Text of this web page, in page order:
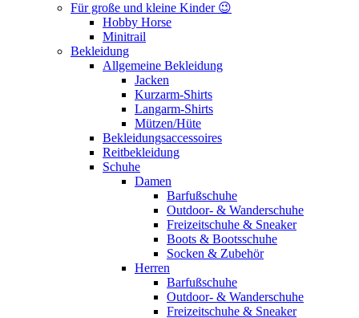
Für große und kleine Kinder 😉
Hobby Horse
Minitrail
Bekleidung
Allgemeine Bekleidung
Jacken
Kurzarm-Shirts
Langarm-Shirts
Mützen/Hüte
Bekleidungsaccessoires
Reitbekleidung
Schuhe
Damen
Barfußschuhe
Outdoor- & Wanderschuhe
Freizeitschuhe & Sneaker
Boots & Bootsschuhe
Socken & Zubehör
Herren
Barfußschuhe
Outdoor- & Wanderschuhe
Freizeitschuhe & Sneaker